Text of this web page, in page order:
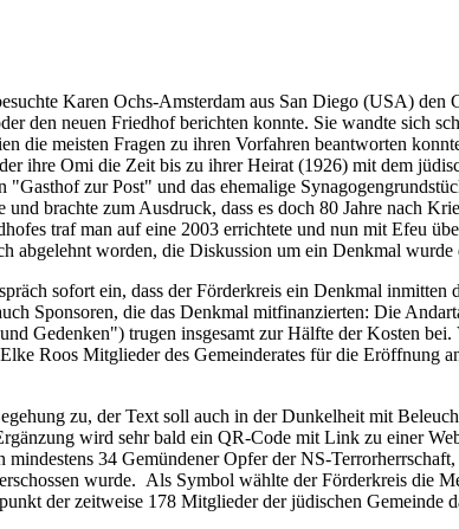
Karen Ochs-Amsterdam aus San Diego (USA)
den neuen Friedhof berichten konnte. Sie wandte sich
die meisten Fragen zu ihren Vorfahren beantworten
ihre Omi die Zeit bis zu ihrer Heirat (1926) mit dem
zur Post" und das ehemalige
brachte zum Ausdruck, dass es doch 80 Jahre nach
traf man auf eine 2003 errichtete und nun mit Efeu
worden, die Diskussion um ein Denkmal wurde
sofort ein, dass der Förderkreis ein Denkmal inmitten
Sponsoren, die das Denkmal mitfinanzierten: Die
Gedenken") trugen insgesamt zur Hälfte der Kosten
Roos Mitglieder des Gemeinderates für die
zu, der Text soll auch in der Dunkelheit mit
wird sehr bald ein QR-Code mit Link zu einer
34 Gemündener Opfer der NS-
wurde. Als Symbol wählte der Förderkreis die
der zeitweise 178 Mitglieder der jüdischen Gemeinde